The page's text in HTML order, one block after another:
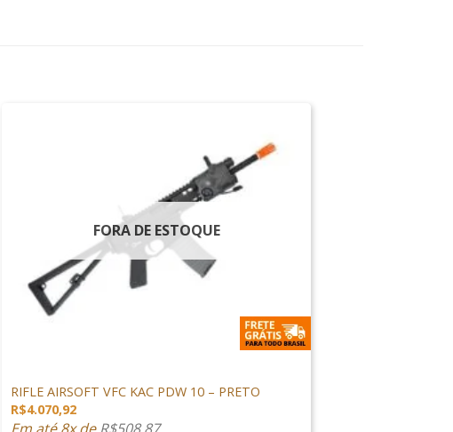
FORA DE ESTOQUE
RIFLE AIRSOFT VFC KAC PDW 10 – PRETO
R$4.070,92
Em até 8x de R$508,87